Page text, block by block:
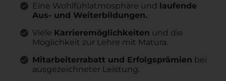
Eine Wohlfühlatmosphäre und laufende
Aus- und Weiterbildungen.
Viele Karrieremöglichkeiten und die
Möglichkeit zur Lehre mit Matura.
Mitarbeiterrabatt und Erfolgsprämien bei
ausgezeichneter Leistung.